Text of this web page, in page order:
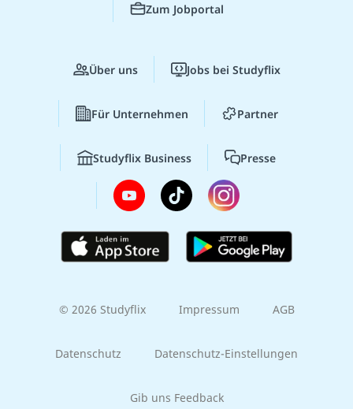
Zum Jobportal
Über uns Jobs bei Studyflix
Für Unternehmen Partner
Studyflix Business Presse
© 2026 Studyflix Impressum AGB
Datenschutz Datenschutz-Einstellungen
Gib uns Feedback